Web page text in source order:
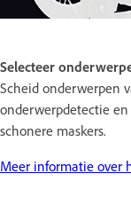
Selecteer
Scheid onderwerpen
onderwerpdetectie
schonere maskers.
Meer informatie over